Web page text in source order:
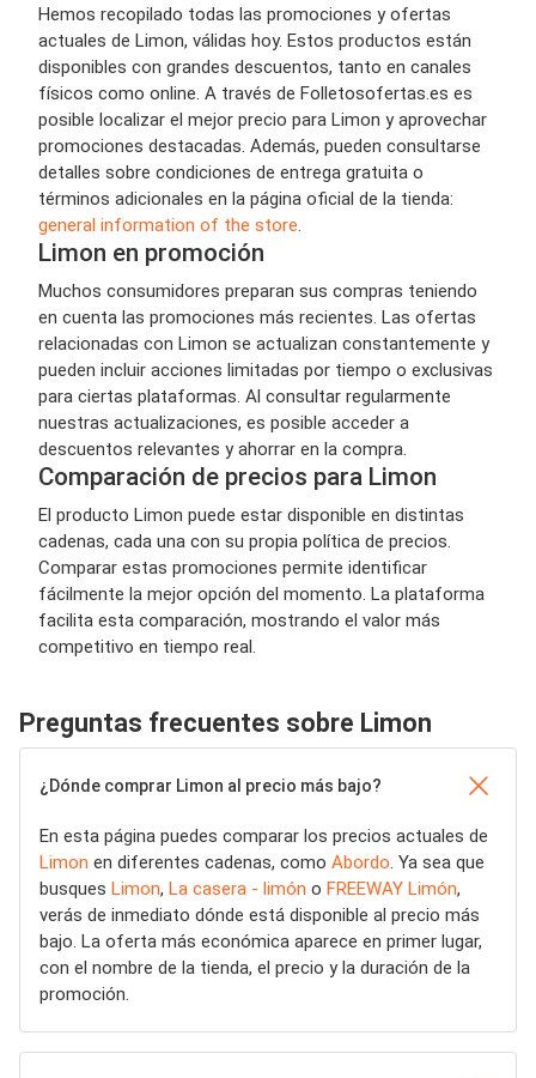
Hemos recopilado todas las promociones y ofertas
actuales de Limon, válidas hoy. Estos productos están
disponibles con grandes descuentos, tanto en canales
físicos como online. A través de Folletosofertas.es es
posible localizar el mejor precio para Limon y aprovechar
promociones destacadas. Además, pueden consultarse
detalles sobre condiciones de entrega gratuita o
términos adicionales en la página oficial de la tienda:
general information of the store.
Limon en promoción
Muchos consumidores preparan sus compras teniendo
en cuenta las promociones más recientes. Las ofertas
relacionadas con Limon se actualizan constantemente y
pueden incluir acciones limitadas por tiempo o exclusivas
para ciertas plataformas. Al consultar regularmente
nuestras actualizaciones, es posible acceder a
descuentos relevantes y ahorrar en la compra.
Comparación de precios para Limon
El producto Limon puede estar disponible en distintas
cadenas, cada una con su propia política de precios.
Comparar estas promociones permite identificar
fácilmente la mejor opción del momento. La plataforma
facilita esta comparación, mostrando el valor más
competitivo en tiempo real.
Preguntas frecuentes sobre Limon
¿Dónde comprar Limon al precio más bajo?
En esta página puedes comparar los precios actuales de
Limon en diferentes cadenas, como Abordo. Ya sea que
busques Limon, La casera - limón o FREEWAY Limón,
verás de inmediato dónde está disponible al precio más
bajo. La oferta más económica aparece en primer lugar,
con el nombre de la tienda, el precio y la duración de la
promoción.